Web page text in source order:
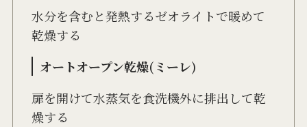
水分を含むと発熱するゼオライトで暖めて
乾燥する
オートオープン乾燥(ミーレ)
扉を開けて水蒸気を食洗機外に排出して乾
燥する